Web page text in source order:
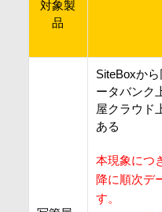
お問合せ・申込
資料請求
サイト内検索
対象製
品
SiteBoxか
ータバンク
屋クラウド
ある
本現象につ
降に順次デ
す。